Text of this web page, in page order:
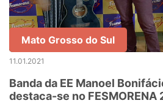
Mato Grosso do Sul
11.01.2021
Banda da EE Manoel
destaca-se no FESMORENA